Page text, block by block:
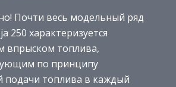
Почти весь модельный ряд
250 характеризуется
впрыском топлива,
по принципу
подачи топлива в каждый